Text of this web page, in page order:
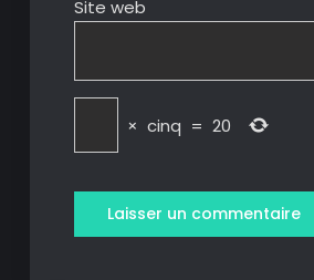
Site web
× cinq = 20